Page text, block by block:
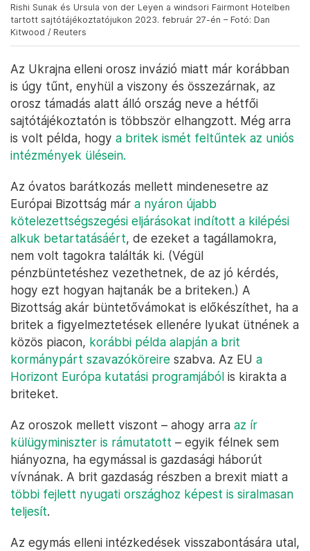
Rishi Sunak és Ursula von der Leyen a windsori Fairmont Hotelben
tartott sajtótájékoztatójukon 2023. február 27-én – Fotó: Dan
Kitwood / Reuters
Az Ukrajna elleni orosz invázió miatt már korábban
is úgy tűnt, enyhül a viszony és összezárnak, az
orosz támadás alatt álló ország neve a hétfői
sajtótájékoztatón is többször elhangzott. Még arra
is volt példa, hogy a britek ismét feltűntek az uniós
intézmények ülésein.
Az óvatos barátkozás mellett mindenesetre az
Európai Bizottság már a nyáron újabb
kötelezettségszegési eljárásokat indított a kilépési
alkuk betartatásáért, de ezeket a tagállamokra,
nem volt tagokra találták ki. (Végül
pénzbüntetéshez vezethetnek, de az jó kérdés,
hogy ezt hogyan hajtanák be a briteken.) A
Bizottság akár büntetővámokat is előkészíthet, ha a
britek a figyelmeztetések ellenére lyukat ütnének a
közös piacon, korábbi példa alapján a brit
kormánypárt szavazóköreire szabva. Az EU a
Horizont Európa kutatási programjából is kirakta a
briteket.
Az oroszok mellett viszont – ahogy arra az ír
külügyminiszter is rámutatott – egyik félnek sem
hiányozna, ha egymással is gazdasági háborút
vívnának. A brit gazdaság részben a brexit miatt a
többi fejlett nyugati országhoz képest is siralmasan
teljesít.
Az egymás elleni intézkedések visszabontására utal,